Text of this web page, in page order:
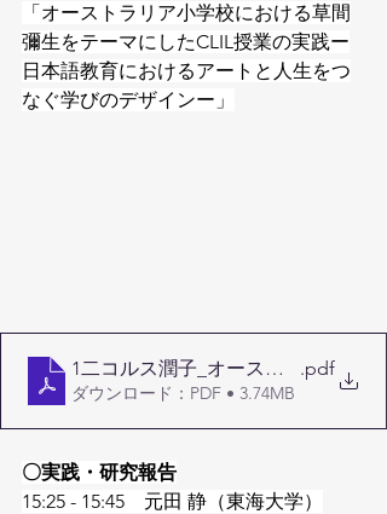
「オーストラリア小学校における草間
彌生をテーマにしたCLIL授業の実践ー
日本語教育におけるアートと人生をつ
なぐ学びのデザインー」
1二コルス潤子_オーストラリア小
.pdf
ダウンロード：PDF • 3.74MB
〇実践・研究報告
15:25 - 15:45　元田 静（東海大学）